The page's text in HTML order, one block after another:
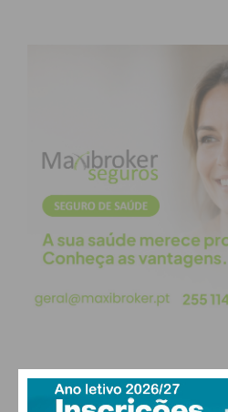
Assine nossa
obtenha de forma
Eu li e concordo
PAÇOS DE